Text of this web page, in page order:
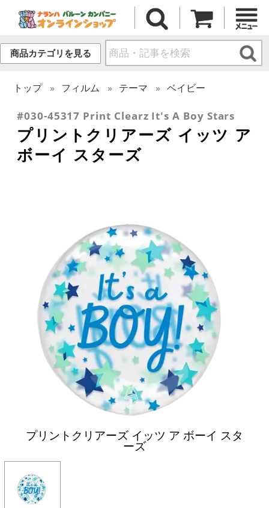
商品カテゴリを見る
トップ フィルム テーマ ベイビー
#030-45317 Print Clearz It's A Boy Stars
プリントクリアーズ イッツ ア
ボーイ スターズ
プリントクリアーズ イッツ ア ボーイ スタ
ーズ